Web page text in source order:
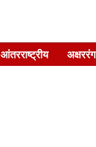
आंतरराष्ट्रीय अक्षररंग